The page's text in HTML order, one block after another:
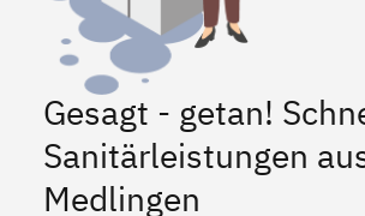
Gesagt - getan!
Sanitärleistungen
Medlingen